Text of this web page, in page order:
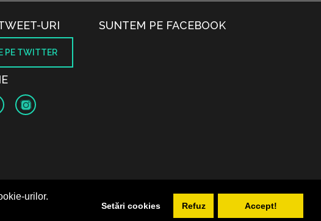
urilor.
Setări cookies Refuz Accept!
URI
PE TWITTER
SUNTEM PE FACEBOOK